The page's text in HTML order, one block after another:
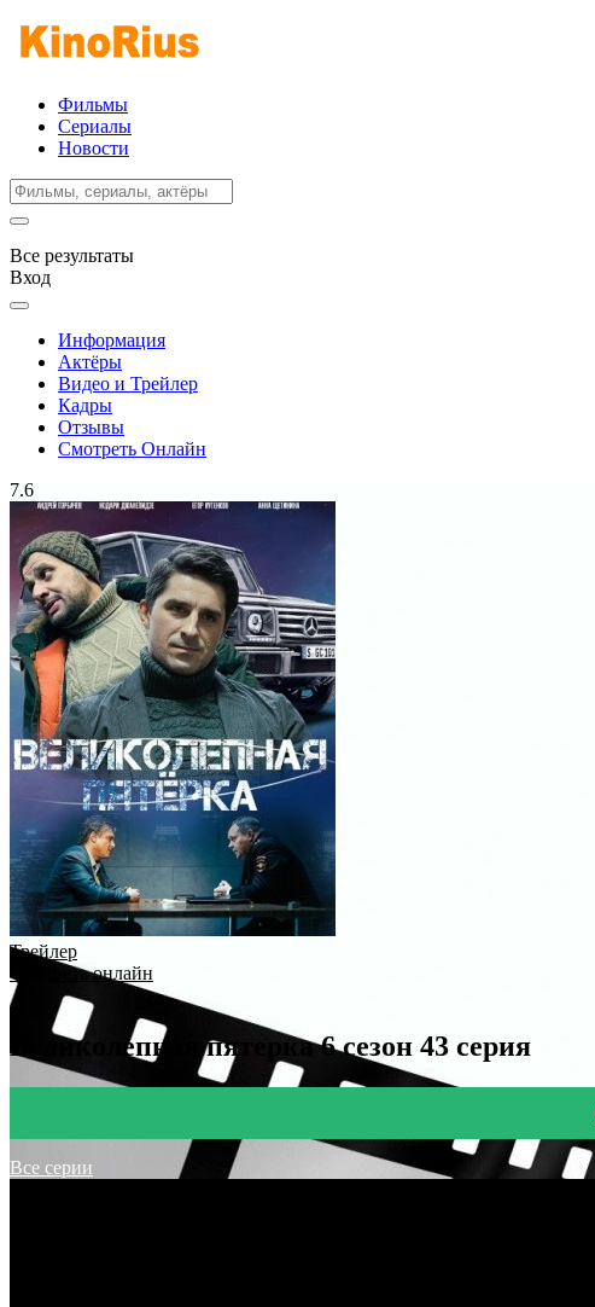
Фильмы
Сериалы
Новости
Все результаты
Вход
Информация
Актёры
Видео и Трейлер
Кадры
Отзывы
Смотреть Онлайн
7.6
Трейлер
Смотреть онлайн
Великолепная пятерка 6 сезон 43 серия
Все серии